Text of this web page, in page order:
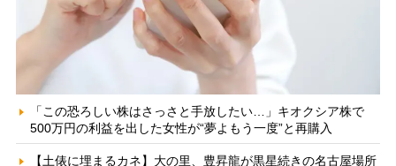
「この恐ろしい株はさっさと手放したい…」キオクシア株で
500万円の利益を出した女性が“夢よもう一度”と再購入
【土俵に埋まるカネ】大の里、豊昇龍が黒星続きの名古屋場所